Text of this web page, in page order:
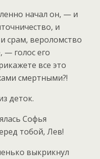
начал он, — и
и
срам, вероломство
— голос его
все это
смертными?!
деток.
Софья
тобой, Лев!
выкрикнул